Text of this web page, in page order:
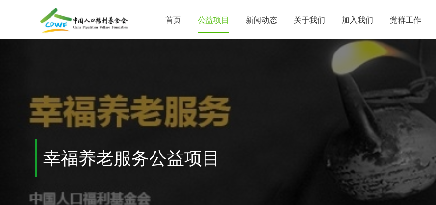
首页 公益项目 新闻动态 关于我们 加入我们 党群工作
幸福养老服务公益项目